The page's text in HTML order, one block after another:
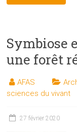
Symbiose
une forêt
AFAS
sciences du vivant
27 février 2020